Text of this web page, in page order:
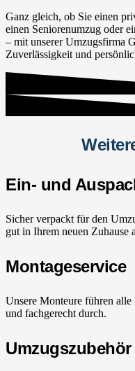
Ganz gleich, ob Sie einen
einen Seniorenumzug oder
– mit unserer Umzugsfirma
Zuverlässigkeit und
Ein- und
Sicher verpackt für den
gut in Ihrem neuen Zuhause
Montageservice
Unsere Monteure führen
und fachgerecht durch.
Umzugszubehör